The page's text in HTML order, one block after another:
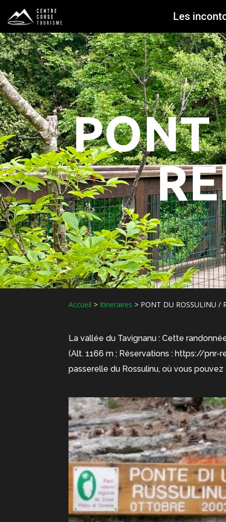
Les
PONT
Accueil > Itineraires > PONT DU ROSSULINU /
La vallée du Tavignanu : Cette
(Alt. 1166 m ; Réservations : https://pnr-
passerelle du Rossulinu, où vous